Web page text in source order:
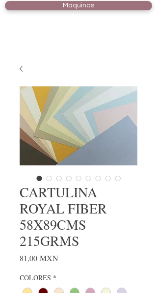
Maquinas
CARTULINA
ROYAL FIBER
58X89CMS
215GRMS
81,00 MXN
COLORES *